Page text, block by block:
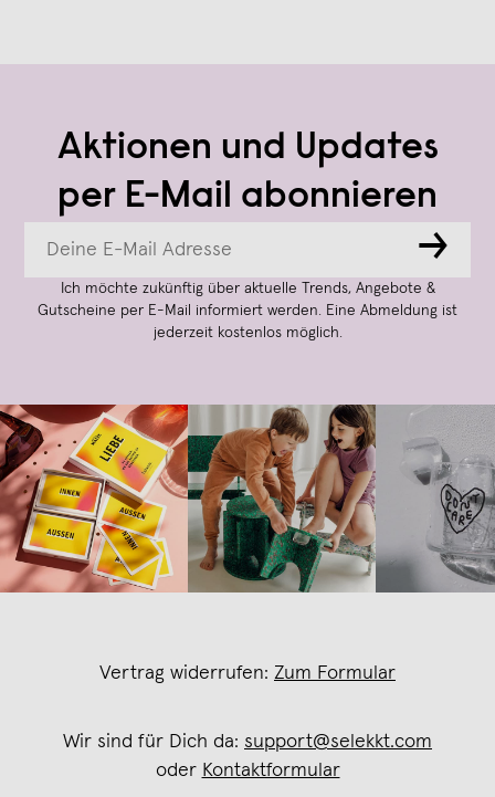
Aktionen und Updates
per E-Mail abonnieren
→
Ich möchte zukünftig über aktuelle Trends, Angebote &
Gutscheine per E-Mail informiert werden. Eine Abmeldung ist
jederzeit kostenlos möglich.
Vertrag widerrufen: Zum Formular
Wir sind für Dich da: support@selekkt.com
oder Kontaktformular